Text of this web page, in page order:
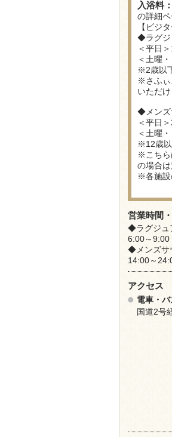
入浴料：
の詳細ペ
【ビジ
◆ラグジ
＜平日
＜土曜
※2歳以
※さふぃ
いただけ
◆メンズ
＜平日
＜土曜
※12歳以
※こちら
の場合は
※各施設
営業時間
◆ラグジュ
6:00～9:00
◆メンズサ
14:00～
アクセス
電車・
国道2号